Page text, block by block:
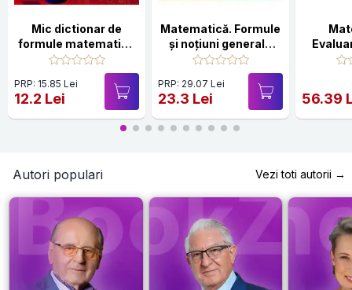
Mic dictionar de
formule matematice
pentru clasele V-VIII
PRP: 15.85 Lei
12.2 Lei
Matematică. Formule
și noțiuni generale
clasele V-VIII
PRP: 29.07 Lei
23.3 Lei
2026.
56.39
Autori populari Vezi toti autorii →